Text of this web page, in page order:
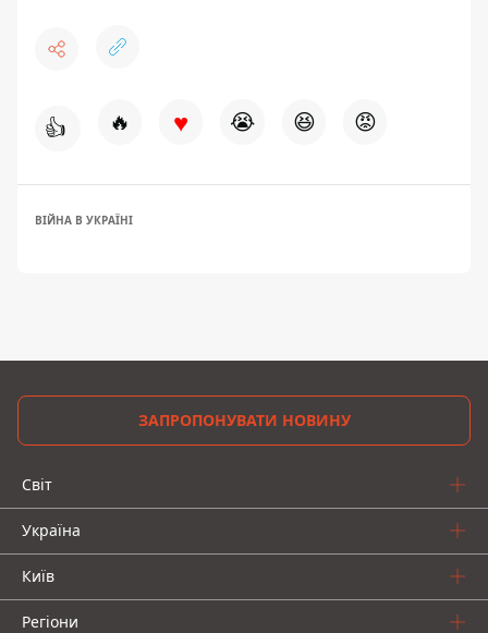
👍 🔥 ♥ 😭 😆 😡
ВІЙНА В УКРАЇНІ
ЗАПРОПОНУВАТИ НОВИНУ
Світ
Україна
Київ
Регіони